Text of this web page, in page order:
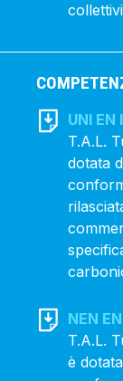
UNI EN
T.A.L.
dotata
NEN
T.A.L.
è